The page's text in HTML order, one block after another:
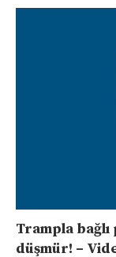
Trampla
düşmür! –